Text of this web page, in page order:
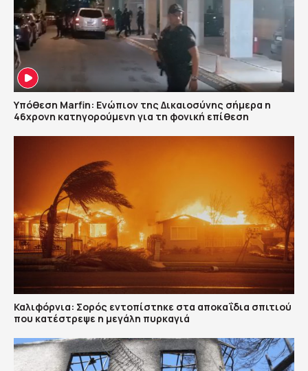
Υπόθεση Marfin: Ενώπιον της Δικαιοσύνης σήμερα η
46χρονη κατηγορούμενη για τη φονική επίθεση
Καλιφόρνια: Σορός εντοπίστηκε στα αποκαΐδια σπιτιού
που κατέστρεψε η μεγάλη πυρκαγιά